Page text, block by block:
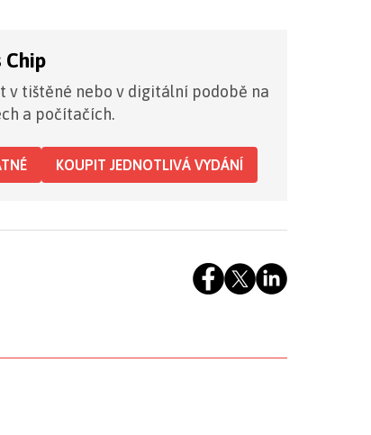
Chip
v tištěné nebo v digitální podobě na
a počítačích.
KOUPIT JEDNOTLIVÁ VYDÁNÍ